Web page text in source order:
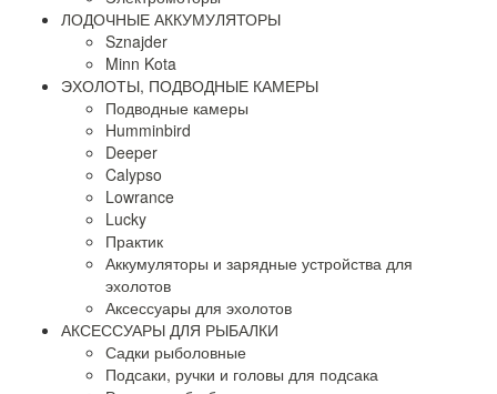
ЛОДОЧНЫЕ АККУМУЛЯТОРЫ
Sznajder
Minn Kota
ЭХОЛОТЫ, ПОДВОДНЫЕ КАМЕРЫ
Подводные камеры
Humminbird
Deeper
Calypso
Lowrance
Lucky
Практик
Аккумуляторы и зарядные устройства для
эхолотов
Аксессуары для эхолотов
АКСЕССУАРЫ ДЛЯ РЫБАЛКИ
Садки рыболовные
Подсаки, ручки и головы для подсака